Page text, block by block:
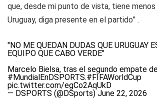
que, desde mi punto de vista, tiene
Uruguay, diga presente en el partido” .
"NO ME QUEDAN DUDAS QUE URUGUAY
EQUIPO QUE CABO VERDE"
Marcelo Bielsa, tras el segundo empate
#MundialEnDSPORTS.#FIFAWorldCup
pic.twitter.com/egCo2AqUkD
— DSPORTS (@DSports) June 22, 2026